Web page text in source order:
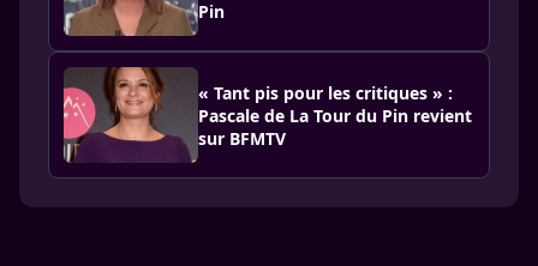
Pin
« Tant pis pour les critiques » :
Pascale de La Tour du Pin revient
sur BFMTV